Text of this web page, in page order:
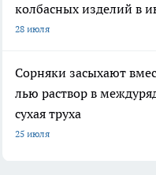
колбасных изделий в
28 июля
Сорняки засыхают
лью раствор в
сухая труха
25 июля